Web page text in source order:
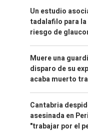
Un estudio
tadalafilo para
riesgo de
Muere una
disparo de su
acaba muerto
Cantabria
asesinada en
"trabajar por el